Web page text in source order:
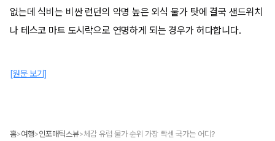
없는데 식비는 비싼 런던의 악명 높은 외식 물가 탓에 결국 샌드위치
나 테스코 마트 도시락으로 연명하게 되는 경우가 허다합니다.
[원문 보기]
홈>여행>인포매틱스뷰>체감 유럽 물가 순위 가장 빡센 국가는 어디?